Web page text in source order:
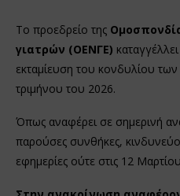
Το προεδρείο της
γιατρών (ΟΕΝΓΕ)
εκταμίευση του κονδυλίου
τριμήνου του 2026.
Όπως αναφέρει σε σημερινή
παρούσες συνθήκες,
εφημερίες ούτε στις 12